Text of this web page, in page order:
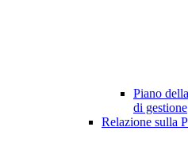
Piano
di gestione
Relazione sulla